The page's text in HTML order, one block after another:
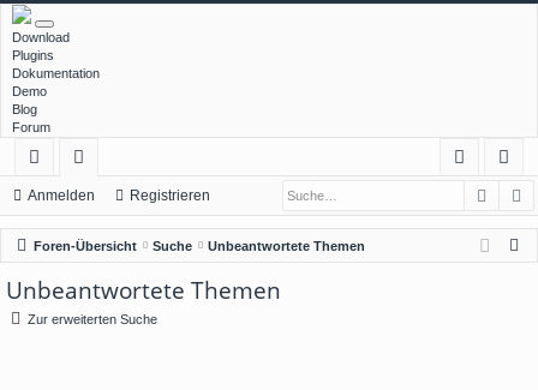
Download
Plugins
Dokumentation
Demo
Blog
Forum
ch
ne
llz
ug
or
en
m
el
ist
rie
Anmelden Registrieren
Foren-Übersicht Suche Unbeantwortete Themen
Unbeantwortete Themen
Zur erweiterten Suche